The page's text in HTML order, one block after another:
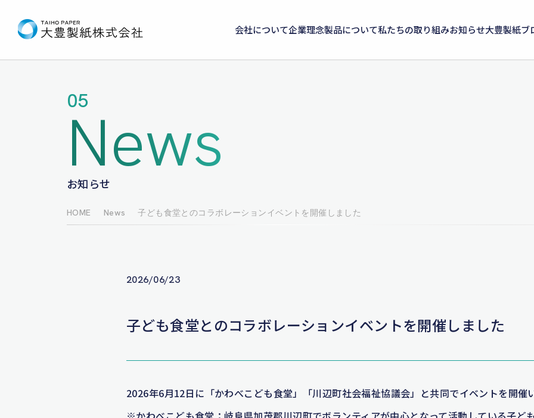
会社について企業理念製品について私たちの取り組みお知らせ大豊製紙ブ
05
News
お知らせ
HOME News 子ども食堂とのコラボレーションイベントを開催しました
2026/06/23
子ども食堂とのコラボレーションイベントを開催しました
2026年6月12日に「かわべこども食堂」「川辺町社会福祉協議会」と共同でイベントを開催